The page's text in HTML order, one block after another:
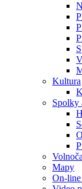
Kultura
Spolky
Mapy
On-line